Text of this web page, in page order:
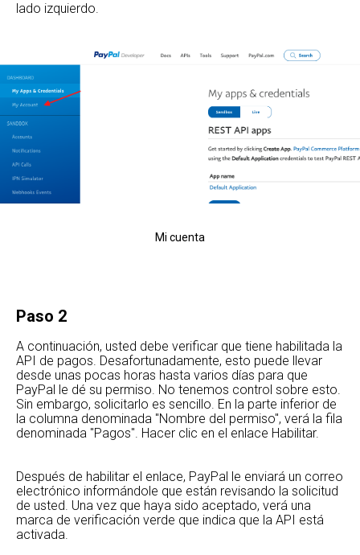
lado izquierdo.
Mi cuenta
Paso 2
A continuación, usted debe verificar que tiene habilitada la
API de pagos. Desafortunadamente, esto puede llevar
desde unas pocas horas hasta varios días para que
PayPal le dé su permiso. No tenemos control sobre esto.
Sin embargo, solicitarlo es sencillo. En la parte inferior de
la columna denominada "Nombre del permiso", verá la fila
denominada "Pagos". Hacer clic en el enlace Habilitar.
Después de habilitar el enlace, PayPal le enviará un correo
electrónico informándole que están revisando la solicitud
de usted. Una vez que haya sido aceptado, verá una
marca de verificación verde que indica que la API está
activada.